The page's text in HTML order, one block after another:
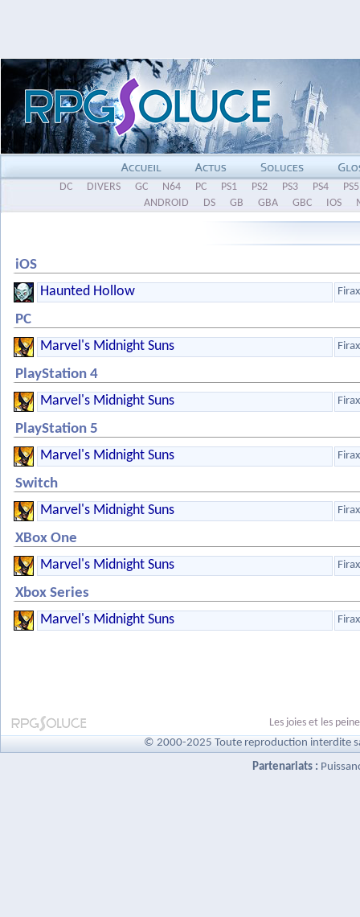
DC DIVERS GC N64 PC PS1 PS2 PS3 PS4
PS5
ANDROID
DS GB GBA GBC IOS
iOS
Haunted Hollow
PC
Marvel's Midnight Suns
PlayStation 4
Marvel's Midnight Suns
PlayStation 5
Marvel's Midnight Suns
Switch
Marvel's Midnight Suns
XBox One
Marvel's Midnight Suns
Xbox Series
Marvel's Midnight Suns
Les joies et les
© 2000-2025 Toute reproduction interdite
Partenariats :